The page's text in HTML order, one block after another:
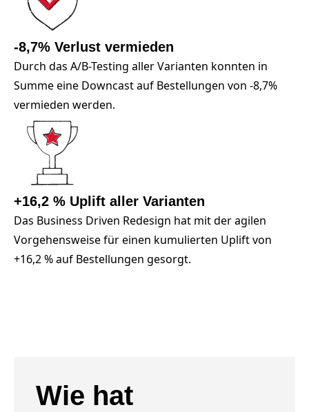
-8,7% Verlust vermieden
Durch das A/B-Testing aller Varianten konnten in
Summe eine Downcast auf Bestellungen von -8,7%
vermieden werden.
+16,2 % Uplift aller Varianten
Das Business Driven Redesign hat mit der agilen
Vorgehensweise für einen kumulierten Uplift von
+16,2 % auf Bestellungen gesorgt.
Wie hat